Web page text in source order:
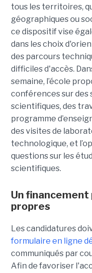
tous les territoires,
géographiques ou
ce dispositif vise
dans les choix
des parcours
difficiles d'accès.
semaine, l’école
conférences sur des
scientifiques, des
programme
des visites de
technologique, et
questions sur les
scientifiques.
Un
propres
Les candidatures
formulaire en ligne
communiqués par
Afin de favoriser